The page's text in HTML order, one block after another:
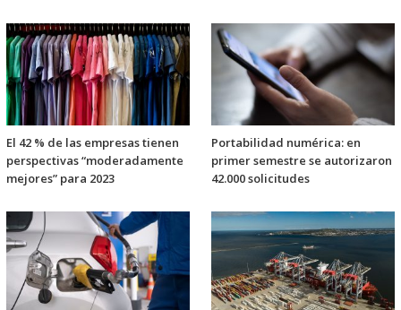
El 42 % de las empresas tienen
perspectivas “moderadamente
mejores” para 2023
Portabilidad numérica: en
primer semestre se autorizaron
42.000 solicitudes